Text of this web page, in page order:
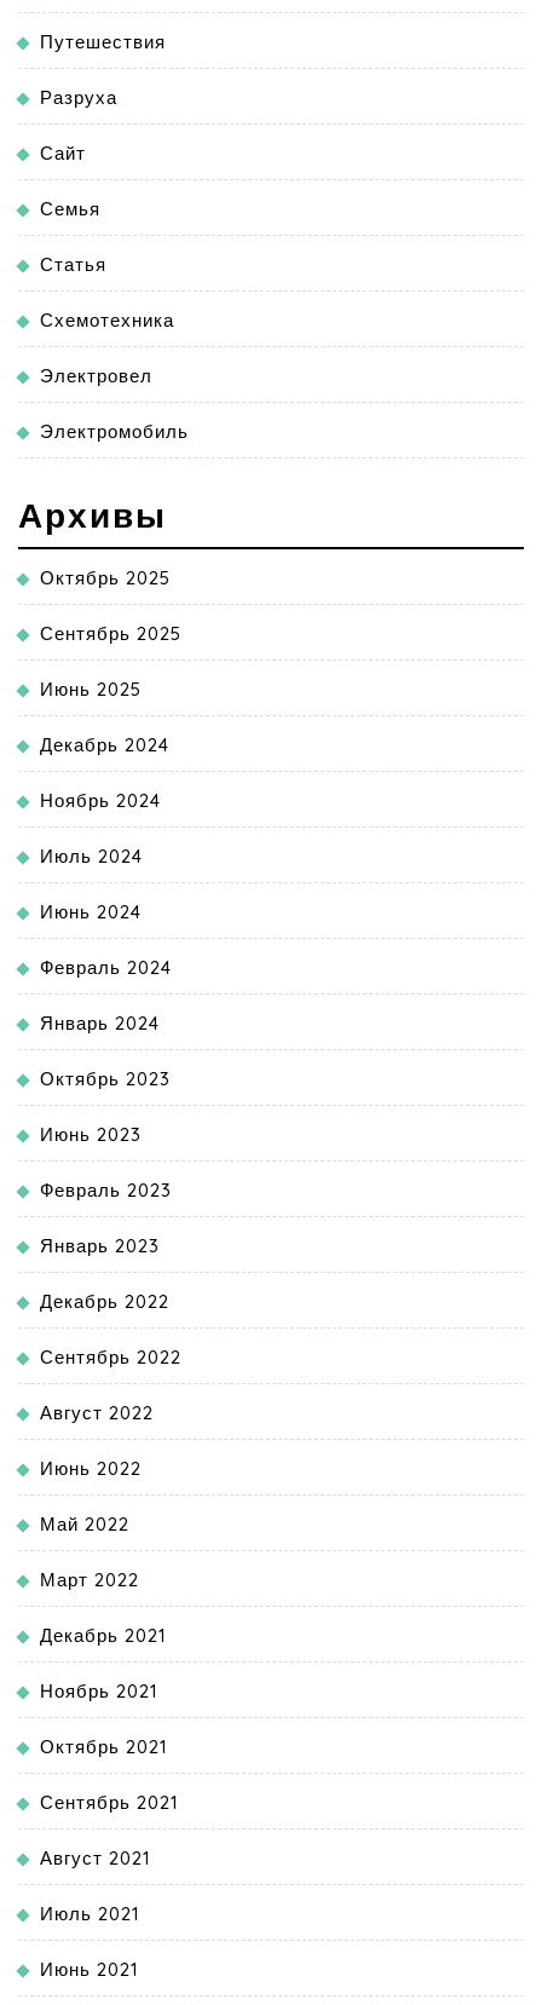
Путешествия
Разруха
Сайт
Семья
Статья
Схемотехника
Электровел
Электромобиль
Архивы
Октябрь 2025
Сентябрь 2025
Июнь 2025
Декабрь 2024
Ноябрь 2024
Июль 2024
Июнь 2024
Февраль 2024
Январь 2024
Октябрь 2023
Июнь 2023
Февраль 2023
Январь 2023
Декабрь 2022
Сентябрь 2022
Август 2022
Июнь 2022
Май 2022
Март 2022
Декабрь 2021
Ноябрь 2021
Октябрь 2021
Сентябрь 2021
Август 2021
Июль 2021
Июнь 2021